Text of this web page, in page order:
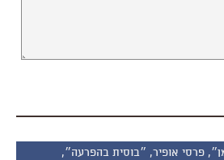
״ספיידרמן״, פרסי אופיר, ״בוסית בהפרעה״,